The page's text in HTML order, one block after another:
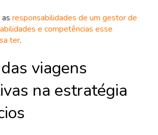
responsabilidades de um gestor de
e competências esse
ter.
viagens
na estratégia